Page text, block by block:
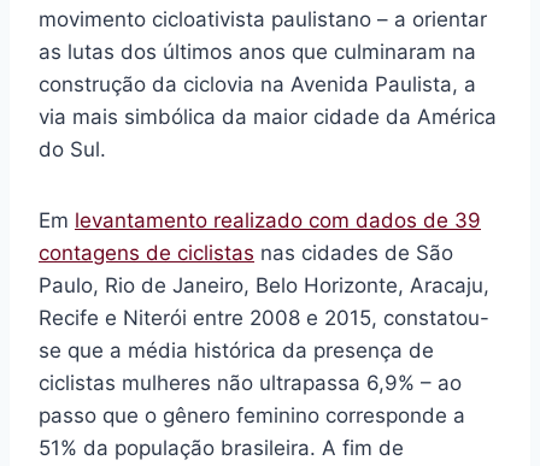
movimento cicloativista paulistano – a orientar
as lutas dos últimos anos que culminaram na
construção da ciclovia na Avenida Paulista, a
via mais simbólica da maior cidade da América
do Sul.
Em levantamento realizado com dados de 39
contagens de ciclistas nas cidades de São
Paulo, Rio de Janeiro, Belo Horizonte, Aracaju,
Recife e Niterói entre 2008 e 2015, constatou-
se que a média histórica da presença de
ciclistas mulheres não ultrapassa 6,9% – ao
passo que o gênero feminino corresponde a
51% da população brasileira. A fim de